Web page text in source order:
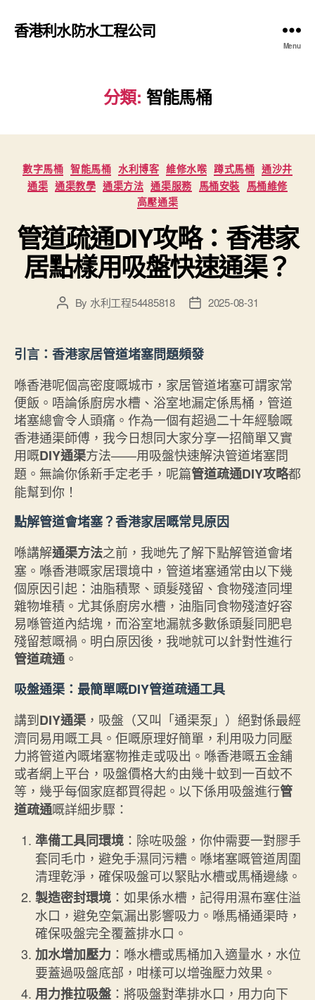
香港利水防水工程公司
Menu
分類: 智能馬桶
Categories
數字馬桶 智能馬桶 水利博客 維修水喉 蹲式馬桶 通沙井
通渠 通渠教學 通渠方法 通渠服務 馬桶安裝 馬桶維修
高壓通渠
管道疏通DIY攻略：香港家
居點樣用吸盤快速通渠？
PostBy 水利工程54485818
Post2025-08-31
引言：香港家居管道堵塞問題頻發
喺香港呢個高密度嘅城市，家居管道堵塞可謂家常
便飯。唔論係廚房水槽、浴室地漏定係馬桶，管道
堵塞總會令人頭痛。作為一個有超過二十年經驗嘅
香港通渠師傅，我今日想同大家分享一招簡單又實
用嘅DIY通渠方法——用吸盤快速解決管道堵塞問
題。無論你係新手定老手，呢篇管道疏通DIY攻略都
能幫到你！
點解管道會堵塞？香港家居嘅常見原因
喺講解通渠方法之前，我哋先了解下點解管道會堵
塞。喺香港嘅家居環境中，管道堵塞通常由以下幾
個原因引起：油脂積聚、頭髮殘留、食物殘渣同埋
雜物堆積。尤其係廚房水槽，油脂同食物殘渣好容
易喺管道內結塊，而浴室地漏就多數係頭髮同肥皂
殘留惹嘅禍。明白原因後，我哋就可以針對性進行
管道疏通 。
吸盤通渠：最簡單嘅DIY管道疏通工具
講到DIY通渠 ，吸盤（又叫「通渠泵」）絕對係最經
濟同易用嘅工具。佢嘅原理好簡單，利用吸力同壓
力將管道內嘅堵塞物推走或吸出。喺香港嘅五金舖
或者網上平台，吸盤價格大約由幾十蚊到一百蚊不
等，幾乎每個家庭都買得起。以下係用吸盤進行管
道疏通嘅詳細步驟：
準備工具同環境 ：除咗吸盤，你仲需要一對膠手
套同毛巾，避免手濕同污糟。喺堵塞嘅管道周圍
清理乾淨，確保吸盤可以緊貼水槽或馬桶邊緣。
製造密封環境 ：如果係水槽，記得用濕布塞住溢
水口，避免空氣漏出影響吸力。喺馬桶通渠時，
確保吸盤完全覆蓋排水口。
加水增加壓力 ：喺水槽或馬桶加入適量水，水位
要蓋過吸盤底部，咁樣可以增強壓力效果。
用力推拉吸盤 ：將吸盤對準排水口，用力向下